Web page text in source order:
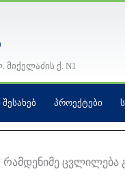
ქ. N1
ᲨᲔᲡᲐᲮᲔᲑ ᲞᲠᲝᲔᲥᲢᲔᲑᲘ